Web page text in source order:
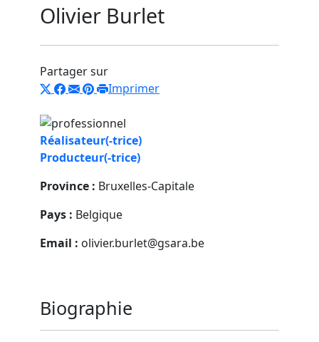
Olivier Burlet
Partager sur
Imprimer
Réalisateur(-trice)
Producteur(-trice)
Province : Bruxelles-Capitale
Pays : Belgique
Email : olivier.burlet@gsara.be
Biographie